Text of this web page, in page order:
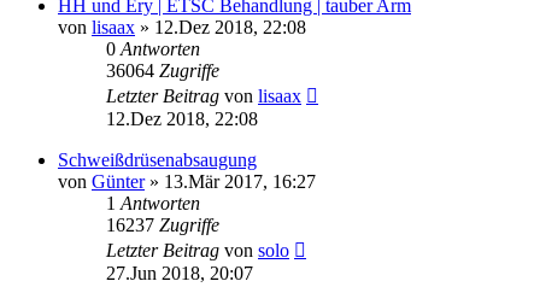
HH und Ery | ETSC Behandlung | tauber Arm
von lisaax » 12.Dez 2018, 22:08
0 Antworten
36064 Zugriffe
Letzter Beitrag von lisaax
12.Dez 2018, 22:08
Schweißdrüsenabsaugung
von Günter» 13.Mär 2017, 16:27
1 Antworten
16237 Zugriffe
Letzter Beitrag von solo
27.Jun 2018, 20:07